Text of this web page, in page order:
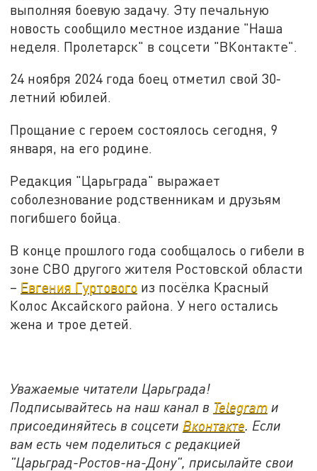
выполняя боевую задачу. Эту печальную
новость сообщило местное издание "Наша
неделя. Пролетарск" в соцсети "ВКонтакте".
24 ноября 2024 года боец отметил свой 30-
летний юбилей.
Прощание с героем состоялось сегодня, 9
января, на его родине.
Редакция "Царьграда" выражает
соболезнование родственникам и друзьям
погибшего бойца.
В конце прошлого года сообщалось о гибели в
зоне СВО другого жителя Ростовской области
– Евгения Гуртового из посёлка Красный
Колос Аксайского района. У него остались
жена и трое детей.
Уважаемые читатели Царьграда!
Подписывайтесь на наш канал в Telegram и
присоединяйтесь в соцсети Вконтакте. Если
вам есть чем поделиться с редакцией
"Царьград-Ростов-на-Дону", присылайте свои